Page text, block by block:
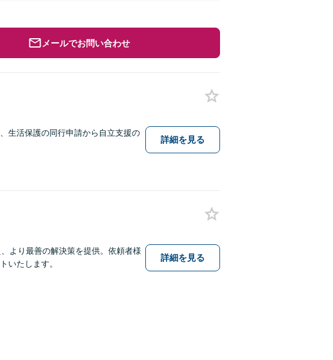
メールでお問い合わせ
生活保護の同行申請から自立支援の
詳細を見る
より最善の解決策を提供。依頼者様
いたします。
詳細を見る